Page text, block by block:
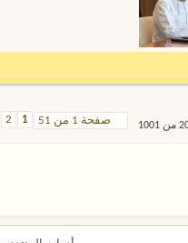
صفحة 1 من 51 1
2